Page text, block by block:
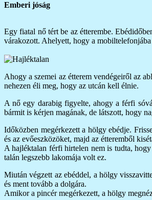
Emberi jóság
Egy fiatal nő tért be az étterembe.
várakozott. Ahelyett, hogy a
Ahogy a szemei az étterem vendégeiről az
nehezen éli meg, hogy az utcán kell élnie.
A nő egy darabig figyelte, ahogy a férfi
bármit is kérjen magának, de látszott, hogy
Időközben megérkezett a hölgy ebédje.
és az evőeszközöket, majd az étteremből
A hajléktalan férfi hirtelen nem is tudta,
talán legszebb lakomája volt ez.
Miután végzett az ebéddel, a hölgy
és ment tovább a dolgára.
Amikor a pincér megérkezett, a hölgy